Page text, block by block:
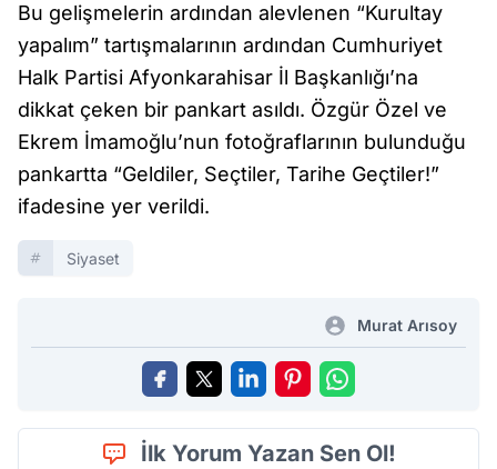
Bu gelişmelerin ardından alevlenen “Kurultay
yapalım” tartışmalarının ardından Cumhuriyet
Halk Partisi Afyonkarahisar İl Başkanlığı’na
dikkat çeken bir pankart asıldı. Özgür Özel ve
Ekrem İmamoğlu’nun fotoğraflarının bulunduğu
pankartta “Geldiler, Seçtiler, Tarihe Geçtiler!”
ifadesine yer verildi.
Siyaset
Murat Arısoy
İlk Yorum Yazan Sen Ol!